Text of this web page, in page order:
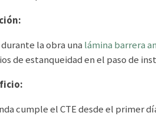
la obra una lámina barrera
de estanqueidad en el paso de
cumple el CTE desde el primer